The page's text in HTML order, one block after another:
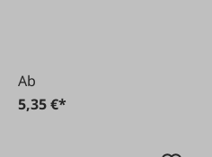
Ab
5,35 €*